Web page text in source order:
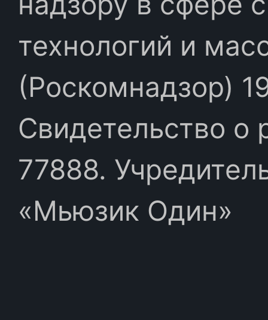
технологий и
(Роскомнадзор)
Свидетельство
77888.
«Мьюзик Один»